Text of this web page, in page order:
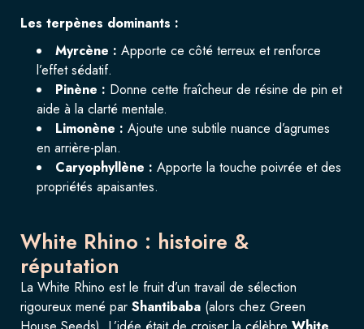
Les terpènes dominants :
Myrcène : Apporte ce côté terreux et renforce
l’effet sédatif.
Pinène : Donne cette fraîcheur de résine de pin et
aide à la clarté mentale.
Limonène : Ajoute une subtile nuance d’agrumes
en arrière-plan.
Caryophyllène : Apporte la touche poivrée et des
propriétés apaisantes.
White Rhino : histoire &
réputation
La White Rhino est le fruit d’un travail de sélection
rigoureux mené par Shantibaba (alors chez Green